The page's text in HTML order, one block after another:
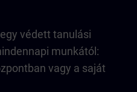
védett tanulási
munkától:
vagy a saját